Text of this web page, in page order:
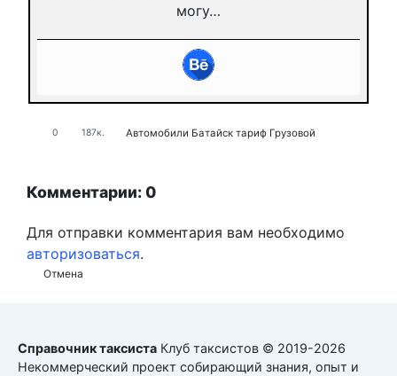
могу…
0 187к. Автомобили Батайск тариф Грузовой
Комментарии: 0
Отмена
Для отправки комментария вам необходимо
авторизоваться.
Справочник таксиста Клуб таксистов © 2019-2026
Некоммерческий проект собирающий знания, опыт и